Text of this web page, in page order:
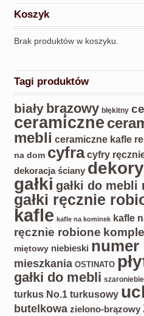
Koszyk
Brak produktów w koszyku.
Tagi produktów
biały brązowy błękitny
ceramiczne
mebli ceramiczne kafle
na dom cyfra cyfry
dekoracja ściany dekory
gałki gałki do mebli
gałki ręcznie
kafle kafle na kominek kafle
ręcznie robione
miętowy niebieski numer
mieszkania OSTINATO
gałki do mebli
turkus No.1 turkusowy
butelkowa zielono-brązowy